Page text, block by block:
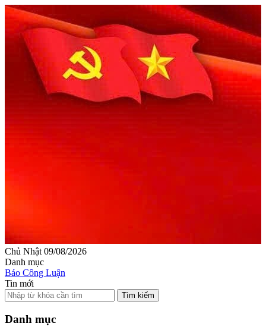
Chủ Nhật 09/08/2026
Danh mục
Báo Công Luận
Tin mới
Tìm kiếm
Danh mục